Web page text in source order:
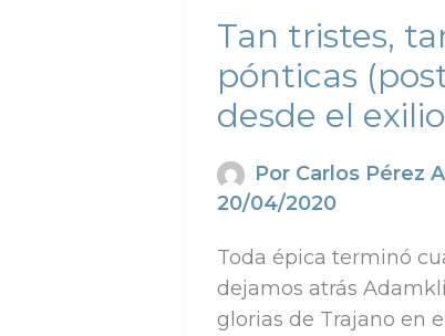
Tan tristes,
pónticas
desde el
Por Carlos Pérez
20/04/2020
Toda épica terminó
dejamos atrás
glorias de Trajano en